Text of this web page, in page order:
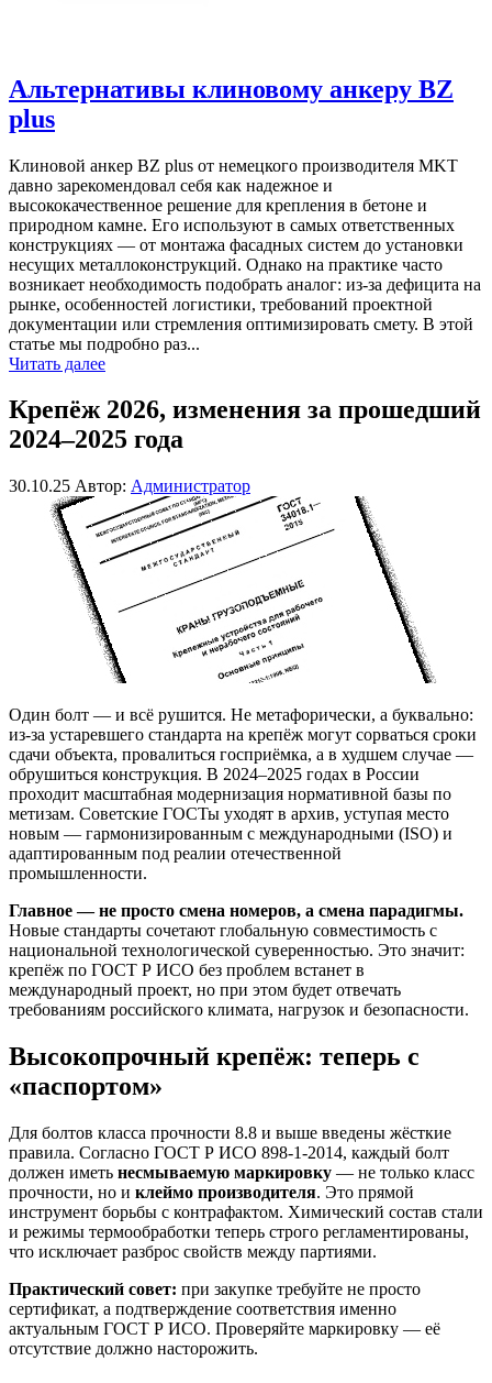
Альтернативы клиновому анкеру BZ
plus
Клиновой анкер BZ plus от немецкого производителя MKT
давно зарекомендовал себя как надежное и
высококачественное решение для крепления в бетоне и
природном камне. Его используют в самых ответственных
конструкциях — от монтажа фасадных систем до установки
несущих металлоконструкций. Однако на практике часто
возникает необходимость подобрать аналог: из-за дефицита на
рынке, особенностей логистики, требований проектной
документации или стремления оптимизировать смету. В этой
статье мы подробно раз...
Читать далее
Крепёж 2026, изменения за прошедший
2024–2025 года
30.10.25 Автор: Администратор
Один болт — и всё рушится. Не метафорически, а буквально:
из-за устаревшего стандарта на крепёж могут сорваться сроки
сдачи объекта, провалиться госприёмка, а в худшем случае —
обрушиться конструкция. В 2024–2025 годах в России
проходит масштабная модернизация нормативной базы по
метизам. Советские ГОСТы уходят в архив, уступая место
новым — гармонизированным с международными (ISO) и
адаптированным под реалии отечественной
промышленности.
Главное — не просто смена номеров, а смена парадигмы.
Новые стандарты сочетают глобальную совместимость с
национальной технологической суверенностью. Это значит:
крепёж по ГОСТ Р ИСО без проблем встанет в
международный проект, но при этом будет отвечать
требованиям российского климата, нагрузок и безопасности.
Высокопрочный крепёж: теперь с
«паспортом»
Для болтов класса прочности 8.8 и выше введены жёсткие
правила. Согласно ГОСТ Р ИСО 898-1-2014, каждый болт
должен иметь несмываемую маркировку — не только класс
прочности, но и клеймо производителя. Это прямой
инструмент борьбы с контрафактом. Химический состав стали
и режимы термообработки теперь строго регламентированы,
что исключает разброс свойств между партиями.
Практический совет: при закупке требуйте не просто
сертификат, а подтверждение соответствия именно
актуальным ГОСТ Р ИСО. Проверяйте маркировку — её
отсутствие должно насторожить.